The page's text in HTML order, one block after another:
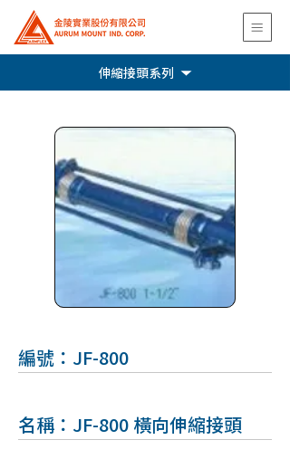
伸縮接頭系列
編號：JF-800
名稱：JF-800 橫向伸縮接頭